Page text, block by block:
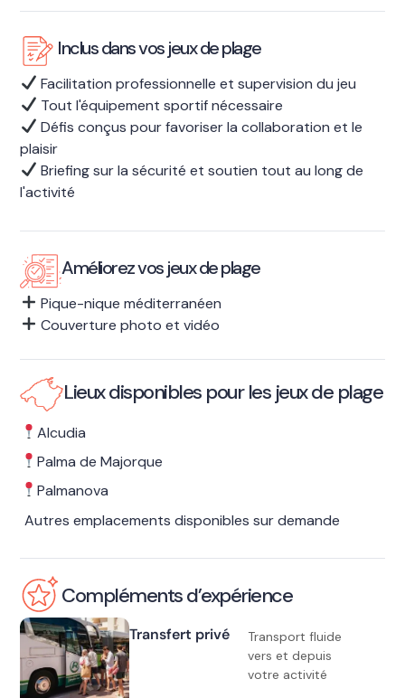
Inclus dans vos jeux de plage
Facilitation professionnelle et supervision du jeu
Tout l'équipement sportif nécessaire
Défis conçus pour favoriser la collaboration et le
plaisir
Briefing sur la sécurité et soutien tout au long de
l'activité
Améliorez vos jeux de plage
Pique-nique méditerranéen
Couverture photo et vidéo
Lieux disponibles pour les jeux de plage
Alcudia
Palma de Majorque
Palmanova
Autres emplacements disponibles sur demande
Compléments d’expérience
Transfert privé
Transport fluide
vers et depuis
votre activité